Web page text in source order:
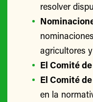
resolver
agricultores
El Comité
El Comité
en la